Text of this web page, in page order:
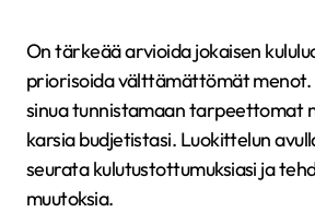
On tärkeää arvioida jokaisen
priorisoida välttämättömät menot.
sinua tunnistamaan tarpeettomat
karsia budjetistasi. Luokittelun
seurata kulutustottumuksiasi ja
muutoksia.